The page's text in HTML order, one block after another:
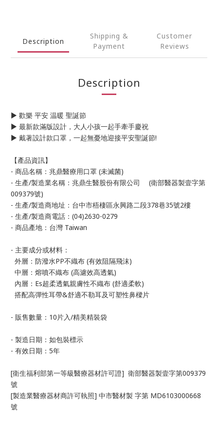
Description
Shipping &
Payment
Customer
Reviews
Description
► 歡樂 平安 温暖 聖誕節
► 最新款滿版設計，大人小孩一起手牽手慶祝
► 戴著設計款口罩，一起無憂地迎接平安聖誕節!
【產品資訊】
- 商品名稱：兆鼎醫療用口罩 (未滅菌)
- 生產/製造業名稱：兆鼎生醫股份有限公司 (衛部醫器製壹字第
009379號)
- 生產/製造商地址：台中市梧棲區永興路二段378巷35號2樓
- 生產/製造商電話：(04)2630-0279
- 商品產地：台灣 Taiwan
- 主要成分或材料：
外層：防潑水PP不織布 (有效阻隔飛沫)
中層：熔噴不織布 (高濾效高透氣)
內層：Es超柔透氣親膚性不織布 (舒適柔軟)
搭配高彈性耳帶&舒適不勒耳及可塑性鼻樑片
- 販售數量：10片入/精美精裝袋
- 製造日期：如包裝標示
- 有效日期：5年
[衛生福利部第一等級醫療器材許可證] 衛部醫器製壹字第009379
號
[製造業醫療器材商許可執照] 中市醫材製 字第 MD6103000668
號